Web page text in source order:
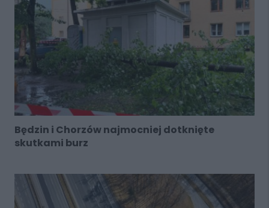
Będzin i Chorzów najmocniej dotknięte
skutkami burz